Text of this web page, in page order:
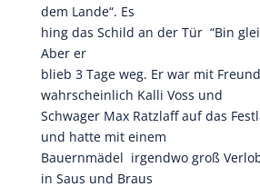
dem Lande“. Es
hing das Schild an der Tür “Bin
Aber er
blieb 3 Tage weg. Er war mit
wahrscheinlich Kalli Voss und
Schwager Max Ratzlaff auf das
und hatte mit einem
Bauernmädel irgendwo groß
in Saus und Braus